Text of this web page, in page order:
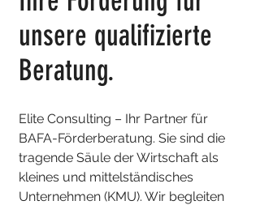
unsere qualifizierte
Beratung.
Elite Consulting – Ihr Partner für
BAFA-Förderberatung. Sie sind die
tragende Säule der Wirtschaft als
kleines und mittelständisches
Unternehmen (KMU). Wir begleiten